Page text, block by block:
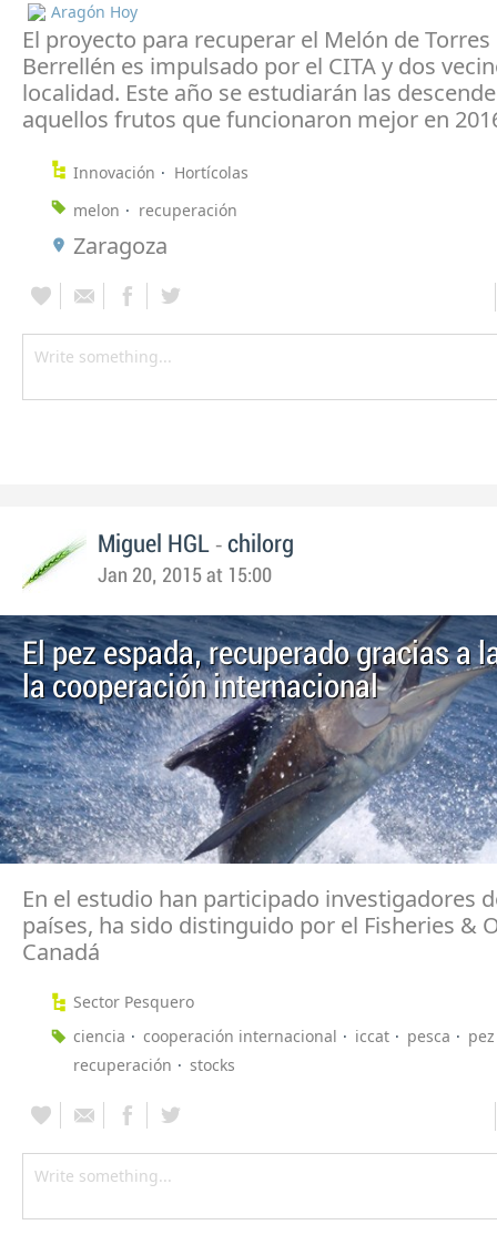
Aragón Hoy
El proyecto para recuperar el Melón de Torres
Berrellén es impulsado por el CITA y dos
localidad. Este año se estudiarán las
aquellos frutos que funcionaron mejor en
Innovación
Hortícolas
melon
recuperación
Zaragoza
Miguel HGL - chilorg
Jan 20, 2015 at 15:00
El pez espada, recuperado gracias a
la cooperación internacional
En el estudio han participado investigadores
países, ha sido distinguido por el Fisheries &
Canadá
Sector Pesquero
ciencia
cooperación internacional iccat pesca
recuperación
stocks